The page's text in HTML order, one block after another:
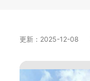
更新：2025-12-08